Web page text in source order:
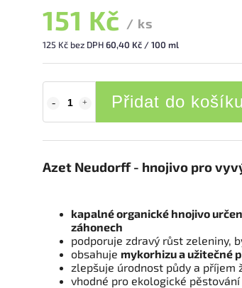
151 Kč / ks
125 Kč bez DPH60,40 Kč / 100 ml
Přidat do košíku
Azet Neudorff - hnojivo pro
kapalné organické hnojivo
záhonech
podporuje zdravý růst zeleniny,
obsahuje mykorhizu a užitečné
zlepšuje úrodnost půdy a příjem
vhodné pro ekologické pěstování